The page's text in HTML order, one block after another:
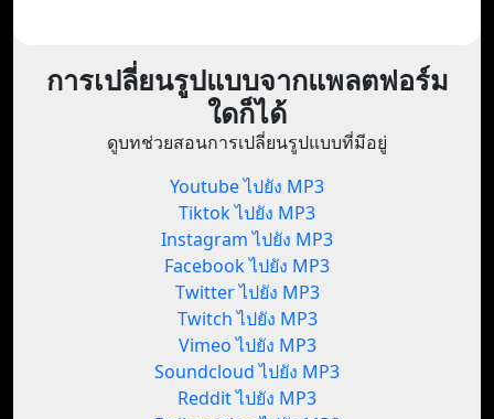
การเปลี่ยนรูปแบบจากแพลตฟอร์ม
ใดก็ได้
ดูบทช่วยสอนการเปลี่ยนรูปแบบที่มีอยู่
Youtube ไปยัง MP3
Tiktok ไปยัง MP3
Instagram ไปยัง MP3
Facebook ไปยัง MP3
Twitter ไปยัง MP3
Twitch ไปยัง MP3
Vimeo ไปยัง MP3
Soundcloud ไปยัง MP3
Reddit ไปยัง MP3